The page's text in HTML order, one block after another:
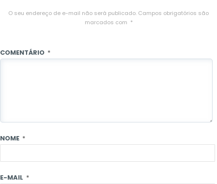
O seu endereço de e-mail não será publicado. Campos obrigatórios são
marcados com *
COMENTÁRIO *
NOME *
E-MAIL *